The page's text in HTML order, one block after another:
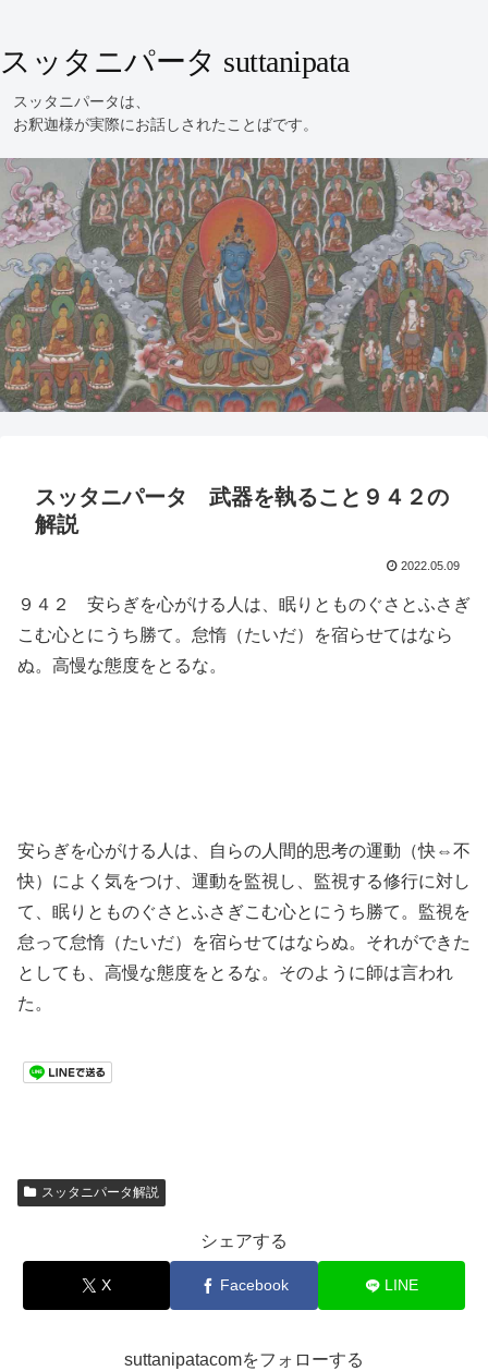
スッタニパータ suttanipata
スッタニパータ 武器を執ること９４２の
解説
2022.05.09
９４２ 安らぎを心がける人は、眠りとものぐさとふさぎ
こむ心とにうち勝て。怠惰（たいだ）を宿らせてはなら
ぬ。高慢な態度をとるな。
安らぎを心がける人は、自らの人間的思考の運動（快⇔不
快）によく気をつけ、運動を監視し、監視する修行に対し
て、眠りとものぐさとふさぎこむ心とにうち勝て。監視を
怠って怠惰（たいだ）を宿らせてはならぬ。それができた
としても、高慢な態度をとるな。そのように師は言われ
た。
スッタニパータ解説
シェアする
X Facebook LINE
suttanipatacomをフォローする